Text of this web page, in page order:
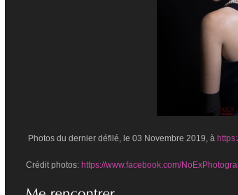
Photos du dernier défilé, le 03 Novembre 2019, à
Crédit photos: https://www.facebook.com/